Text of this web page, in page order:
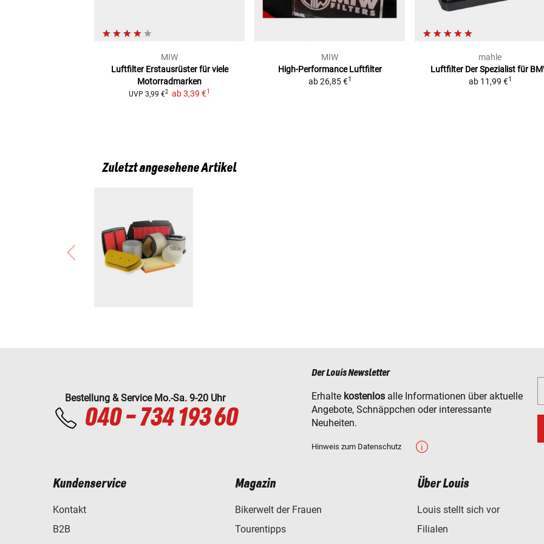
MIW
Luftfilter Erstausrüster für viele
Motorradmarken
UVP 3,99 €2 ab3,39 €1
MIW
High-Performance Luftfilter
ab 26,85 €1
mahle
Luftfilter Der Spezialist für
ab 11,99 €1
Zuletzt angesehene Artikel
Bestellung & Service Mo.-Sa. 9-20 Uhr
040 - 734 193 60
Der Louis Newsletter
Erhalte kostenlos alle Informationen über aktuelle
Angebote, Schnäppchen oder interessante
Neuheiten.
Hinweis zum Datenschutz
Kundenservice
Kontakt
B2B
Magazin
Bikerwelt der Frauen
Tourentipps
Über Louis
Louis stellt sich vor
Filialen